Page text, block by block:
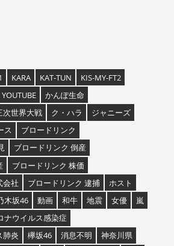
KARA KAT-TUN
KIS-MY-FT2
YOUTUBE
かんぽ生命
次世界大戦
ク・ハラ
ジャニーズ
ス
ブロードリンク
ブロードリンク 倒産
ブロードリンク 株価
会社
ブロードリンク 逮捕
ホスト
木坂46 動画 和牛 地震 女優
嵐
ナウイルス感染症
肺炎
欅坂46 消息不明
神奈川県